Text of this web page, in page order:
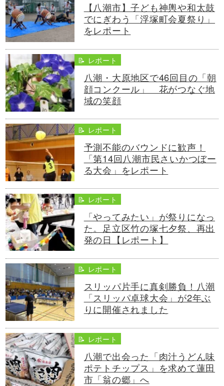
【八潮市】子ども神輿や和太鼓
でにぎわう「浮塚町会夏祭り」
をレポート
📝 レポート
八潮・大原地区で46回目の「朝
顔コンクール」 花がつなぐ地
域の笑顔
📝 レポート
予測不能のバウンドに歓声！
「第14回八潮市民さいかつぼー
る大会」をレポート
📝 レポート
「やってみたい」が祭りになっ
た。足立区竹の塚七夕祭、再出
発の日【レポート】
📝 レポート
スリッパ片手に真剣勝負！八潮
「スリッパ卓球大会」が2年ぶ
りに開催されました
📝 レポート
八潮で出会った「肉汁うどん味
ポテトチップス」を求めて蓮田
市「翁の郷」へ